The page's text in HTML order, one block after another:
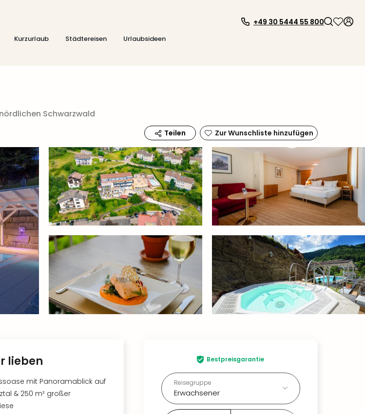
Kurzurlaub Städtereisen
Urlaubsideen
+49 30 5444 55 800
Schwarzwald
Teilen Zur Wunschliste hinzufügen
Bestpreisgarantie
Reisegruppe
Erwachsener
lieben
mit Panoramablick auf
& 250 m² großer